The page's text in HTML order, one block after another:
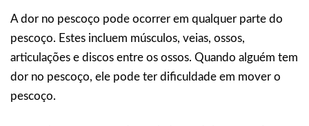
A dor no pescoço pode ocorrer em qualquer parte do
pescoço. Estes incluem músculos, veias, ossos,
articulações e discos entre os ossos. Quando alguém tem
dor no pescoço, ele pode ter dificuldade em mover o
pescoço.